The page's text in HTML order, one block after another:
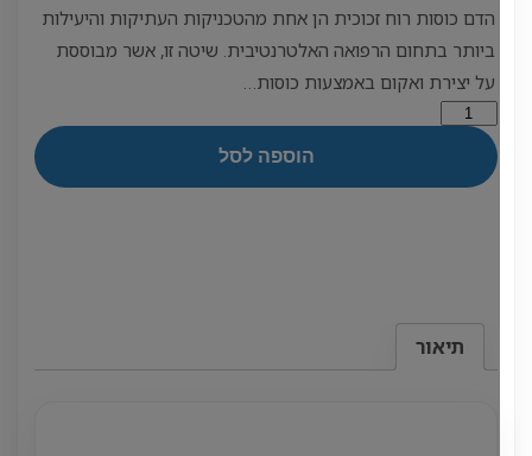
הדם כוסות רוח זכוכית הן אחת מהטכניקות העתיקות והיעילות
ביותר בתחום הרפואה האלטרנטיבית. שיטה זו, אשר מבוססת
על יצירת ואקום באמצעות כוסות…
כמות
כוסות
הוספה לסל
תיאור